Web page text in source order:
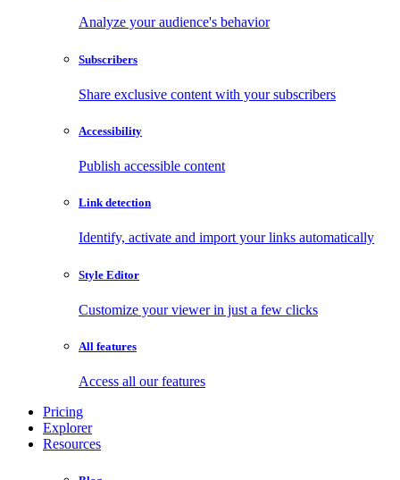
Analyze your audience's behavior
Subscribers
Share exclusive content with your subscribers
Accessibility
Publish accessible content
Link detection
Identify, activate and import your links automatically
Style Editor
Customize your viewer in just a few clicks
All features
Access all our features
Pricing
Explorer
Resources